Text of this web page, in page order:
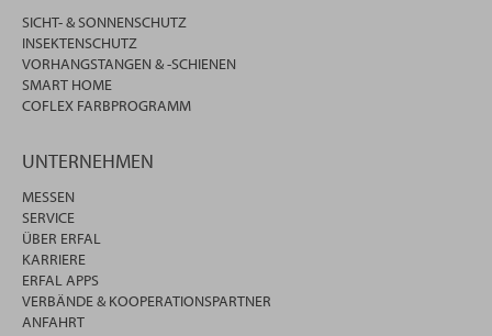
SICHT- & SONNENSCHUTZ
INSEKTENSCHUTZ
VORHANGSTANGEN & -SCHIENEN
SMART HOME
COFLEX FARBPROGRAMM
UNTERNEHMEN
MESSEN
SERVICE
ÜBER ERFAL
KARRIERE
ERFAL APPS
VERBÄNDE & KOOPERATIONSPARTNER
ANFAHRT